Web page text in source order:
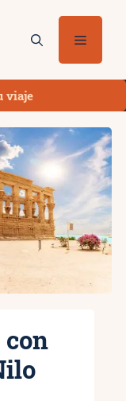
Menú
viaje